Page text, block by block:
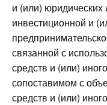
и (или) юридических
инвестиционной и
связанной с
средств и (или)
сопоставимом с
средств и (или)